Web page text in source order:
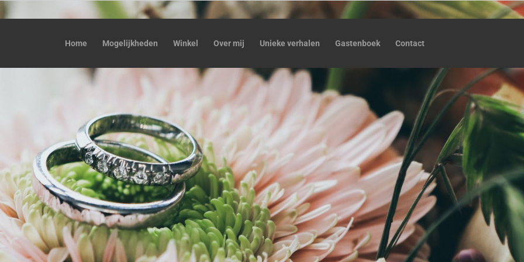
Home Mogelijkheden Winkel Over mij Unieke verhalen Gastenboek Contact